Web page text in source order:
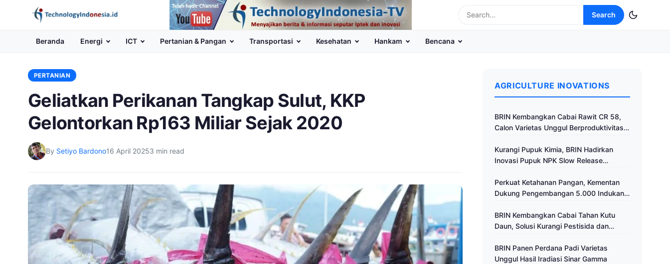
Channel
Youtube
Search
Beranda Energi ICT Pertanian & Pangan Transportasi Kesehatan Hankam Bencana
PERTANIAN
Geliatkan Perikanan Tangkap Sulut, KKP
Gelontorkan Rp163 Miliar Sejak 2020
By Setiyo Bardono16 April 20253 min read
AGRICULTURE INOVATIONS
BRIN Kembangkan Cabai Rawit CR 58,
Calon Varietas Unggul Berproduktivitas
Kurangi Pupuk Kimia, BRIN Hadirkan
Inovasi Pupuk NPK Slow Release
Perkuat Ketahanan Pangan, Kementan
Dukung Pengembangan 5.000 Indukan
BRIN Kembangkan Cabai Tahan Kutu
Daun, Solusi Kurangi Pestisida dan
BRIN Panen Perdana Padi Varietas
Unggul Hasil Iradiasi Sinar Gamma